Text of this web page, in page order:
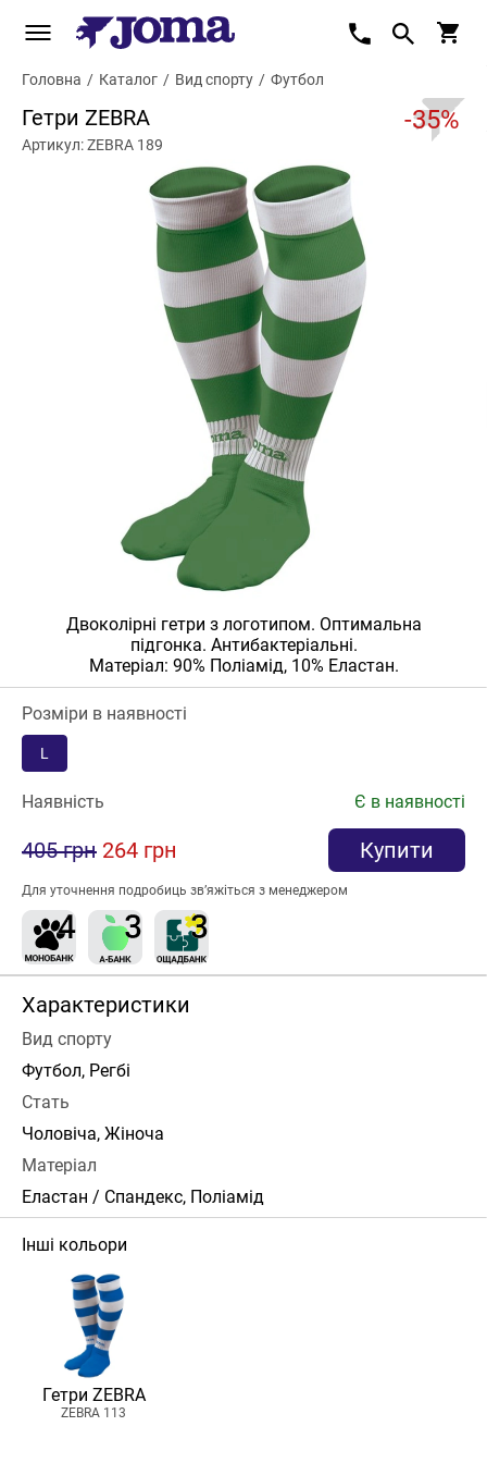
Головна / Каталог / Вид спорту / Футбол
Гетри ZEBRA -35%
Артикул: ZEBRA 189
Двоколірні гетри з логотипом. Оптимальна
підгонка. Антибактеріальні.
Матеріал: 90% Поліамід, 10% Еластан.
Розміри в наявності
L
Наявність Є в наявності
405 грн 264 грн Купити
Для уточнення подробиць зв’яжіться з менеджером
Характеристики
Вид спорту
Футбол, Регбі
Стать
Чоловіча, Жіноча
Матеріал
Еластан / Спандекс, Поліамід
Інші кольори
Гетри ZEBRA
ZEBRA 113